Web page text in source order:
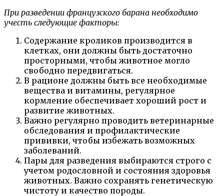
При разведении французского барана необходимо
учесть следующие факторы:
Содержание кроликов производится в
клетках, они должны быть достаточно
просторными, чтобы животное могло
свободно передвигаться.
В рационе должны быть все необходимые
вещества и витамины, регулярное
кормление обеспечивает хороший рост и
развитие животных.
Важно регулярно проводить ветеринарные
обследования и профилактические
прививки, чтобы избежать возможных
заболеваний.
Пары для разведения выбираются строго с
учетом родословной и состояния здоровья
животных. Важно сохранять генетическую
чистоту и качество породы.